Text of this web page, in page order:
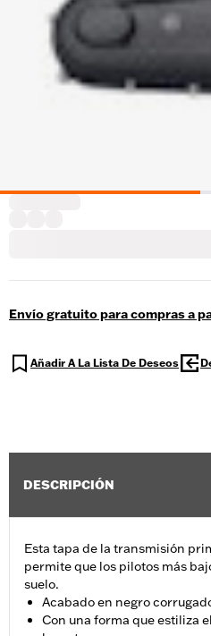
Envío gratuito para compras a
Añadir A La Lista De Deseos
DESCRIPCIÓN
Esta tapa de la transmisión
permite que los pilotos más
suelo.
Acabado en negro
Con una forma que estiliza